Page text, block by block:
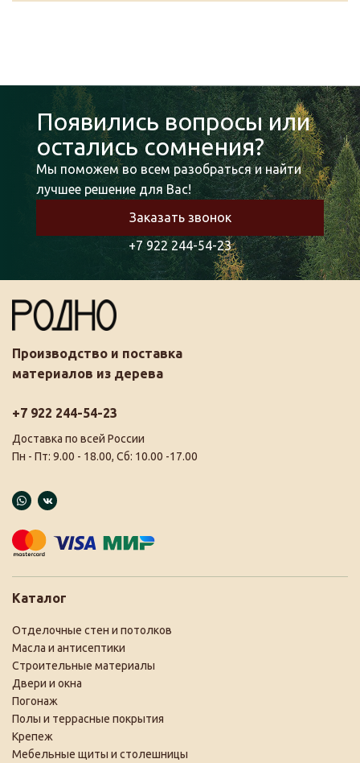
Появились вопросы или
остались сомнения?
Мы поможем во всем разобраться и найти
лучшее решение для Вас!
Заказать звонок
+7 922 244-54-23
Производство и поставка
материалов из дерева
+7 922 244-54-23
Доставка по всей России
Пн - Пт: 9.00 - 18.00, Сб: 10.00 -17.00
Каталог
Отделочные стен и потолков
Масла и антисептики
Строительные материалы
Двери и окна
Погонаж
Полы и террасные покрытия
Крепеж
Мебельные щиты и столешницы